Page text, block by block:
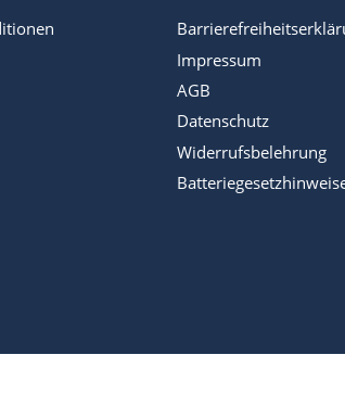
Impressum
AGB
Datenschutz
Widerrufsbelehrung